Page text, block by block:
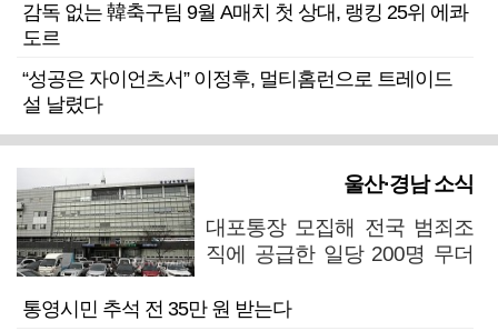
감독 없는 韓축구팀 9월 A매치 첫 상대, 랭킹 25위 에콰
도르
“성공은 자이언츠서” 이정후, 멀티홈런으로 트레이드
설 날렸다
울산·경남 소식
대포통장 모집해 전국 범죄조
직에 공급한 일당 200명 무더
통영시민 추석 전 35만 원 받는다